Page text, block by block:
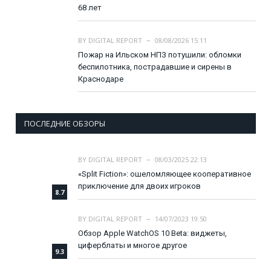
68 лет
BY DIGITAL REPORT
08/08/2026 15:11
Пожар на Ильском НПЗ потушили: обломки
беспилотника, пострадавшие и сирены в
Краснодаре
ПОСЛЕДНИЕ ОБЗОРЫ
8.7
BY DIGITAL REPORT
08/03/2025 22:13
«Split Fiction»: ошеломляющее кооперативное
приключение для двоих игроков
9.3
BY DIGITAL REPORT
14/07/2023 19:50
Обзор Apple WatchOS 10 Beta: виджеты,
циферблаты и многое другое